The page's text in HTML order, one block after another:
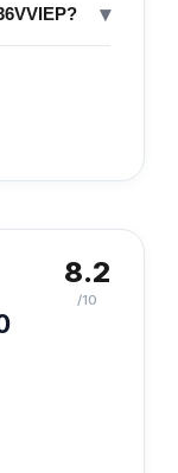
▾
8.2
/10